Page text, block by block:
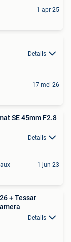
1 apr 25
Details
17 mei 26
SE 45mm F2.8
Details
1 jun 23
+ Tessar
Details